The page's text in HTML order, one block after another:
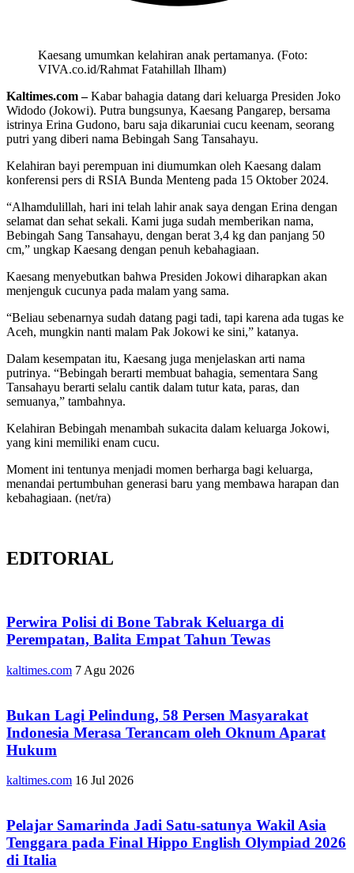
Kaesang umumkan kelahiran anak pertamanya. (Foto:
VIVA.co.id/Rahmat Fatahillah Ilham)
Kaltimes.com –Kabar bahagia datang dari keluarga Presiden Joko
Widodo (Jokowi). Putra bungsunya, Kaesang Pangarep, bersama
istrinya Erina Gudono, baru saja dikaruniai cucu keenam, seorang
putri yang diberi nama Bebingah Sang Tansahayu.
Kelahiran bayi perempuan ini diumumkan oleh Kaesang dalam
konferensi pers di RSIA Bunda Menteng pada 15 Oktober 2024.
“Alhamdulillah, hari ini telah lahir anak saya dengan Erina dengan
selamat dan sehat sekali. Kami juga sudah memberikan nama,
Bebingah Sang Tansahayu, dengan berat 3,4 kg dan panjang 50
cm,” ungkap Kaesang dengan penuh kebahagiaan.
Kaesang menyebutkan bahwa Presiden Jokowi diharapkan akan
menjenguk cucunya pada malam yang sama.
“Beliau sebenarnya sudah datang pagi tadi, tapi karena ada tugas ke
Aceh, mungkin nanti malam Pak Jokowi ke sini,” katanya.
Dalam kesempatan itu, Kaesang juga menjelaskan arti nama
putrinya. “Bebingah berarti membuat bahagia, sementara Sang
Tansahayu berarti selalu cantik dalam tutur kata, paras, dan
semuanya,” tambahnya.
Kelahiran Bebingah menambah sukacita dalam keluarga Jokowi,
yang kini memiliki enam cucu.
Moment ini tentunya menjadi momen berharga bagi keluarga,
menandai pertumbuhan generasi baru yang membawa harapan dan
kebahagiaan. (net/ra)
EDITORIAL
Perwira Polisi di Bone Tabrak Keluarga di
Perempatan, Balita Empat Tahun Tewas
kaltimes.com 7 Agu 2026
Bukan Lagi Pelindung, 58 Persen Masyarakat
Indonesia Merasa Terancam oleh Oknum Aparat
Hukum
kaltimes.com 16 Jul 2026
Pelajar Samarinda Jadi Satu-satunya Wakil Asia
Tenggara pada Final Hippo English Olympiad 2026
di Italia